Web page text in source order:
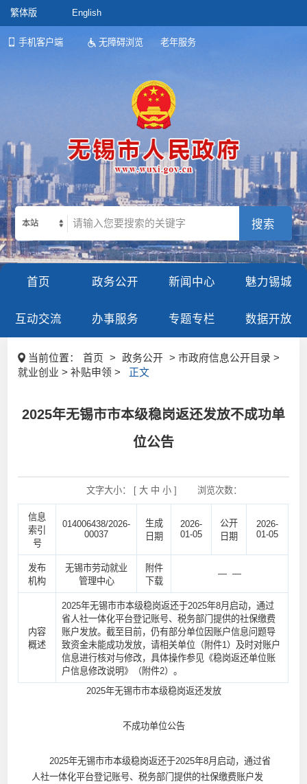
繁体版 English
手机客户端 无障碍浏览 老年服务
本站
首页 政务公开 新闻中心 魅力锡城
互动交流 办事服务 专题专栏 数据开放
当前位置： 首页 > 政务公开
> 市政府信息公开目录 >
就业创业 > 补贴申领 >
正文
2025年无锡市市本级稳岗返还发放不成功单
位公告
文字大小： [ 大 中 小] 浏览次数：
信息
索引
号
014006438/2026-
00037
生成
日期
2026-
01-05
公开
日期
2026-
01-05
发布
机构
无锡市劳动就业
管理中心
附件
下载
— —
内容
概述
2025年无锡市市本级稳岗返还于2025年8月启动，通过
省人社一体化平台登记账号、税务部门提供的社保缴费
账户发放。截至目前，仍有部分单位因账户信息问题导
致资金未能成功发放，请相关单位（附件1）及时对账户
信息进行核对与修改，具体操作参见《稳岗返还单位账
户信息修改说明》（附件2）。
2025年无锡市市本级稳岗返还发放
不成功单位公告
2025年无锡市市本级稳岗返还于2025年8月启动，通过省
人社一体化平台登记账号、税务部门提供的社保缴费账户发